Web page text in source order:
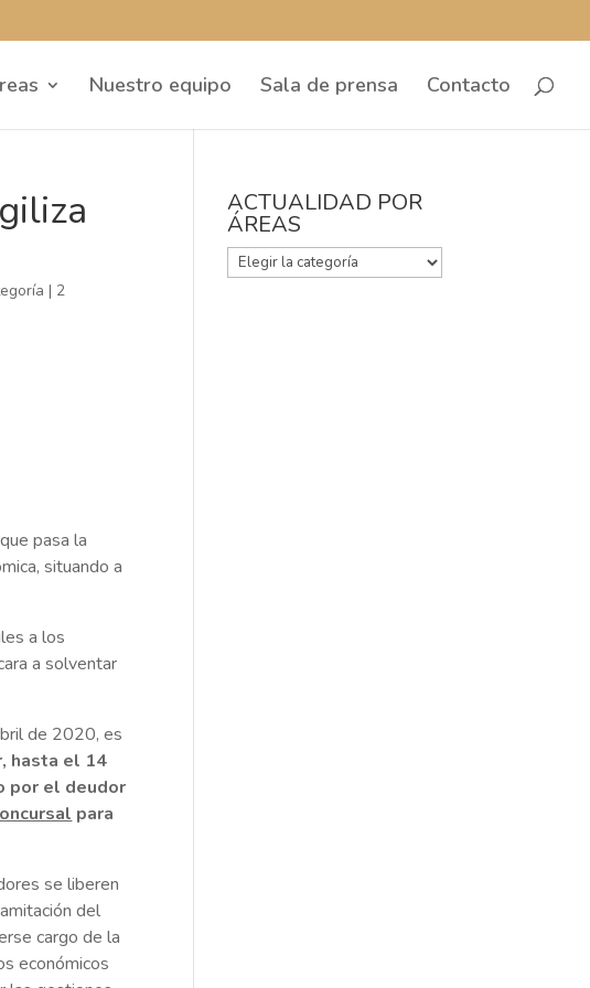
Nuestro equipo Sala de prensa Contacto
| 2
pasa la
situando a
a los
a solventar
de 2020, es
hasta el 14
por el deudor
para
se liberen
del
cargo de la
económicos
ACTUALIDAD POR
ÁREAS
ACTUALIDAD
POR